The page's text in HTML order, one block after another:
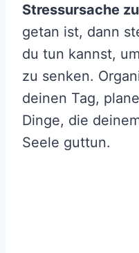
Stressursache
getan ist, dann
du tun kannst,
zu senken.
deinen Tag,
Dinge, die
Seele guttun.